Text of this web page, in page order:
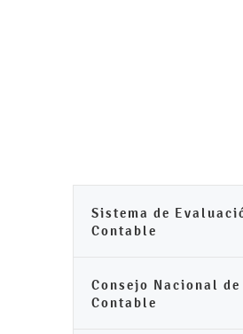
Sistema de
Contable
Consejo Nacional
Contable